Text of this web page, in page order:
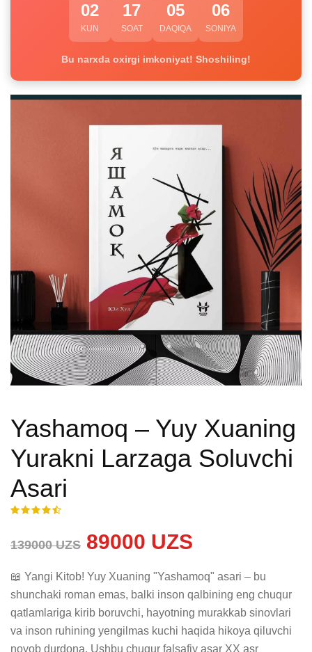
02
KUN
17
SOAT
05
DAQIQA
05
SONIYA
Bu narxda oxirgi imkoniyat! Shoshiling!
Yashamoq – Yuy Xuaning
Yurakni Larzaga Soluvchi
Asari
139000 UZS 89000 UZS
📖 Yangi Kitob! Yuy Xuaning "Yashamoq" asari – bu
shunchaki roman emas, balki inson qalbining eng chuqur
qatlamlariga kirib boruvchi, hayotning murakkab sinovlari
va inson ruhining yengilmas kuchi haqida hikoya qiluvchi
noyob durdona. Ushbu chuqur falsafiy asar XX asr